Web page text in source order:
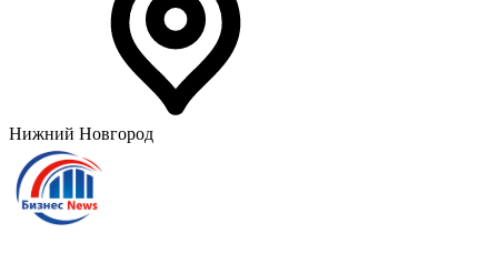
Нижний Новгород